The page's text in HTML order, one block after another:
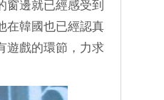
窗邊就已經感受到
在韓國也已經認真
遊戲的環節，力求